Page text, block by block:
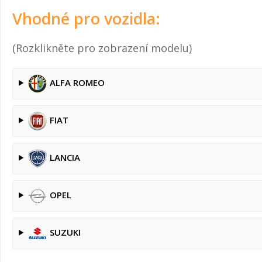
Vhodné pro vozidla:
(Rozklikněte pro zobrazení modelu)
ALFA ROMEO
FIAT
LANCIA
OPEL
SUZUKI